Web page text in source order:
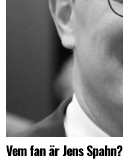
Vem fan är Jens Spahn?